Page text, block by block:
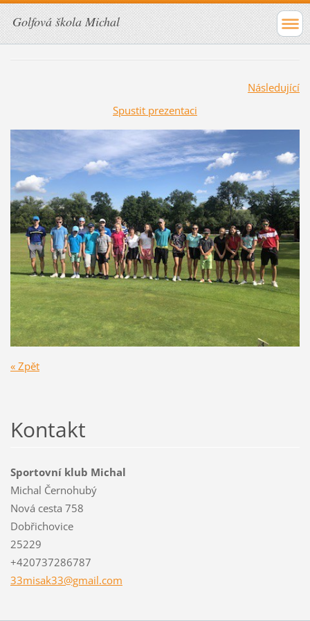
Golfová škola Michal
Následující
Spustit prezentaci
« Zpět
Kontakt
Sportovní klub Michal
Michal Černohubý
Nová cesta 758
Dobřichovice
25229
+420737286787
33misak33@gmail.com